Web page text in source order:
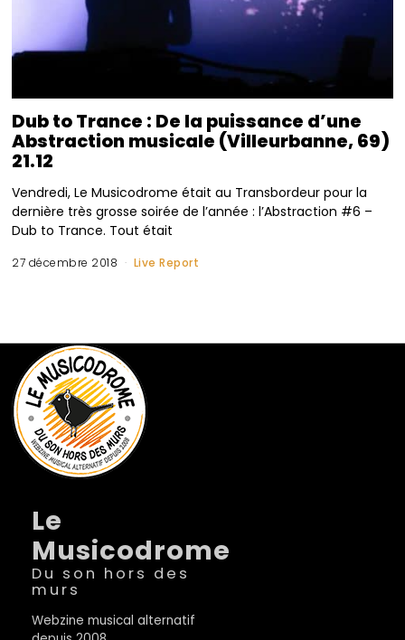
Dub to Trance : De la puissance d’une
Abstraction musicale (Villeurbanne, 69)
21.12
Vendredi, Le Musicodrome était au Transbordeur pour la
dernière très grosse soirée de l’année : l’Abstraction #6 –
Dub to Trance. Tout était
27 décembre 2018 Live Report
Le
Musicodrome
Du son hors des
murs
Webzine musical alternatif